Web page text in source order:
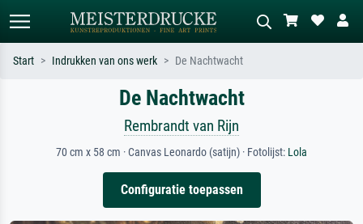
Standaard zoeken
Zoek op kunstenaar, titel of stijl – bijv.
Monet, Sterrennacht, impressionisme,
Hokusai-golf, naakt.
Beschrijf de scène – bijv. groene
weide, abstract met veel rood, donker
olieverfschilderij, staand naakt naast
Start Indrukken van ons werk De Nachtwacht
De Nachtwacht
Rembrandt van Rijn
70 cm x 58 cm · Canvas Leonardo (satijn) · Fotolijst: Lola
Configuratie toepassen